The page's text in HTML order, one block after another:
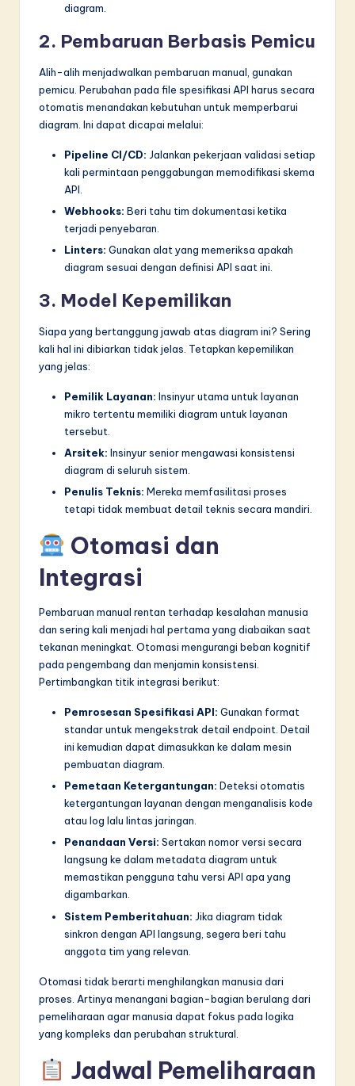
diagram.
2. Pembaruan Berbasis Pemicu
Alih-alih menjadwalkan pembaruan manual, gunakan
pemicu. Perubahan pada file spesifikasi API harus secara
otomatis menandakan kebutuhan untuk memperbarui
diagram. Ini dapat dicapai melalui:
Pipeline CI/CD: Jalankan pekerjaan validasi setiap
kali permintaan penggabungan memodifikasi skema
API.
Webhooks: Beri tahu tim dokumentasi ketika
terjadi penyebaran.
Linters: Gunakan alat yang memeriksa apakah
diagram sesuai dengan definisi API saat ini.
3. Model Kepemilikan
Siapa yang bertanggung jawab atas diagram ini? Sering
kali hal ini dibiarkan tidak jelas. Tetapkan kepemilikan
yang jelas:
Pemilik Layanan: Insinyur utama untuk layanan
mikro tertentu memiliki diagram untuk layanan
tersebut.
Arsitek: Insinyur senior mengawasi konsistensi
diagram di seluruh sistem.
Penulis Teknis: Mereka memfasilitasi proses
tetapi tidak membuat detail teknis secara mandiri.
Otomasi dan
Integrasi
Pembaruan manual rentan terhadap kesalahan manusia
dan sering kali menjadi hal pertama yang diabaikan saat
tekanan meningkat. Otomasi mengurangi beban kognitif
pada pengembang dan menjamin konsistensi.
Pertimbangkan titik integrasi berikut:
Pemrosesan Spesifikasi API: Gunakan format
standar untuk mengekstrak detail endpoint. Detail
ini kemudian dapat dimasukkan ke dalam mesin
pembuatan diagram.
Pemetaan Ketergantungan: Deteksi otomatis
ketergantungan layanan dengan menganalisis kode
atau log lalu lintas jaringan.
Penandaan Versi: Sertakan nomor versi secara
langsung ke dalam metadata diagram untuk
memastikan pengguna tahu versi API apa yang
digambarkan.
Sistem Pemberitahuan: Jika diagram tidak
sinkron dengan API langsung, segera beri tahu
anggota tim yang relevan.
Otomasi tidak berarti menghilangkan manusia dari
proses. Artinya menangani bagian-bagian berulang dari
pemeliharaan agar manusia dapat fokus pada logika
yang kompleks dan perubahan struktural.
Jadwal Pemeliharaan